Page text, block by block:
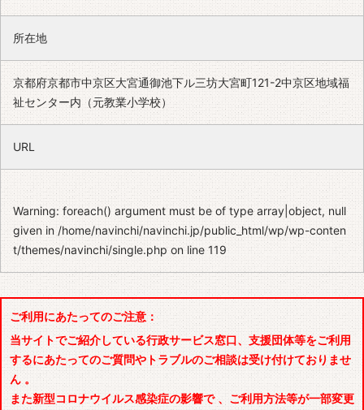
所在地
京都府京都市中京区大宮通御池下ル三坊大宮町121-2中京区地域福
祉センター内（元教業小学校）
URL
Warning: foreach() argument must be of type array|object, null
given in/home/navinchi/navinchi.jp/public_html/wp/wp-conten
t/themes/navinchi/single.php on line119
ご利用にあたってのご注意：
当サイトでご紹介している行政サービス窓口、支援団体等をご利用
するにあたってのご質問やトラブルのご相談は受け付けておりませ
ん 。
また新型コロナウイルス感染症の影響で 、ご利用方法等が一部変更